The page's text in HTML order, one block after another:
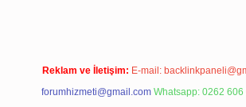
Reklam ve İletişim: E-mail:
forumhizmeti@gmail.com Whatsapp: 0262 606